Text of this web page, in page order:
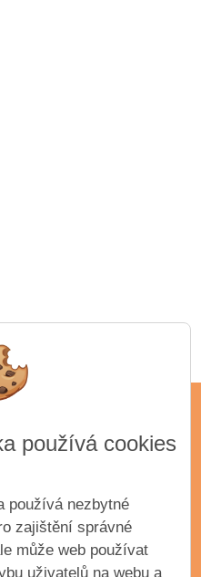
města Příbram
351
261 01
používá cookies
používá nezbytné
zajištění správné
může web používat
uživatelů na webu a